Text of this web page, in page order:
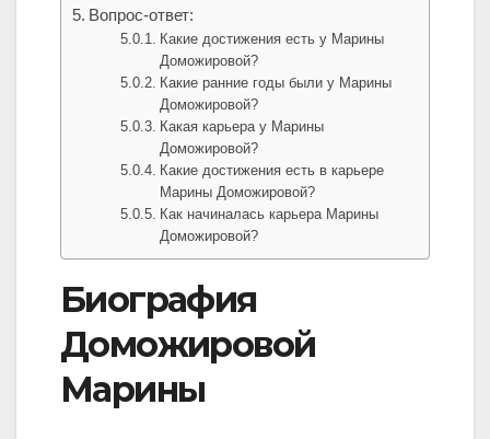
Вопрос-ответ:
Какие достижения есть у Марины
Доможировой?
Какие ранние годы были у Марины
Доможировой?
Какая карьера у Марины
Доможировой?
Какие достижения есть в карьере
Марины Доможировой?
Как начиналась карьера Марины
Доможировой?
Биография
Доможировой
Марины